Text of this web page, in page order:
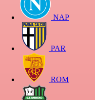
NAP
PAR
ROM